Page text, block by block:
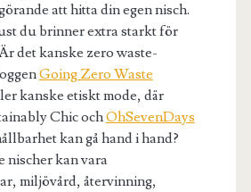
att hitta din egen nisch.
du brinner extra starkt för
det kanske zero waste-
Going Zero Waste
kanske etiskt mode, där
Chic ochOhSevenDays
kan gå hand i hand?
nischer kan vara
miljövård, återvinning,